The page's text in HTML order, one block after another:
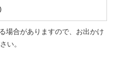
場合がありますので、お出かけ
い。